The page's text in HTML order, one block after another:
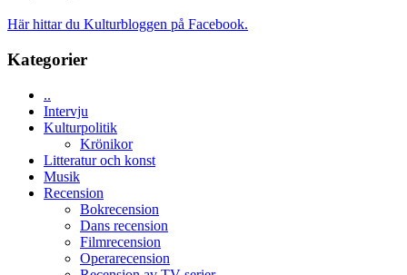
Här hittar du Kulturbloggen på Facebook.
Kategorier
..
Intervju
Kulturpolitik
Krönikor
Litteratur och konst
Musik
Recension
Bokrecension
Dans recension
Filmrecension
Operarecension